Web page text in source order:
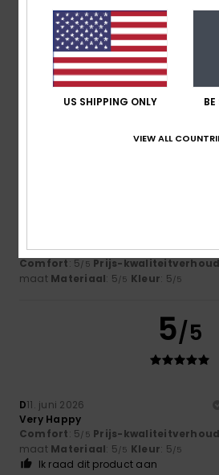
Te klein Te groot
Kleur
Great idea and execution
Comfort: 5/5 Prijs-
maat Materiaal: 5/5 Kleur: 5/5
5/5
D11. juni 2026
Very Happy
Comfort: 5/5 Prijs-
maat Materiaal: 5/5 Kleur: 5/5
Ik raad dit product aan
US SHIPPING ONLY
VIEW ALL